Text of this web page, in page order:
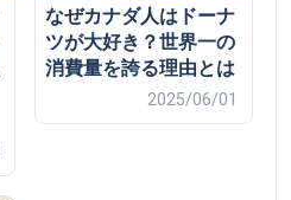
なぜカナダ人はドーナ
ツが大好き？世界一の
消費量を誇る理由とは
2025/06/01